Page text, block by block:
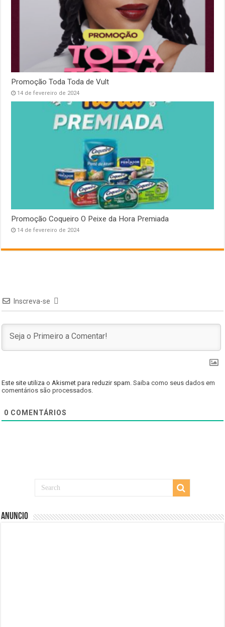
Promoção Toda Toda de Vult
14 de fevereiro de 2024
Promoção Coqueiro O Peixe da Hora Premiada
14 de fevereiro de 2024
Inscreva-se
Este site utiliza o Akismet para reduzir spam.Saiba como seus dados em
comentários são processados.
0 COMENTÁRIOS
Anuncio